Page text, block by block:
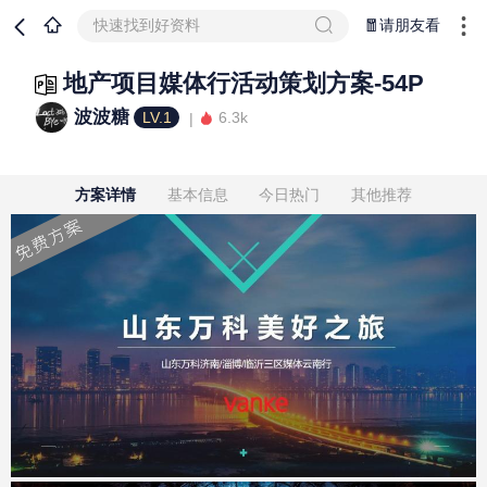
快速找到好资料 🧧请朋友看
地产项目媒体行活动策划方案-54P
波波糖 LV.1 6.3k
方案详情 基本信息 今日热门 其他推荐